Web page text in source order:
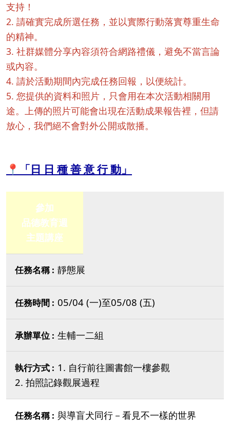
支持！
2. 請確實完成所選任務，並以實際行動落實尊重生命
的精神。
3. 社群媒體分享內容須符合網路禮儀，避免不當言論
或內容。
4. 請於活動期間內完成任務回報，以便統計。
5. 您提供的資料和照片，只會用在本次活動相關用
途。上傳的照片可能會出現在活動成果報告裡，但請
放心，我們絕不會對外公開或散播。
📍「日 日 種 善 意 行 動」
參加
品德教育週
主題講座
靜態展
05/04 (一)至05/08 (五)
生輔一二組
1. 自行前往圖書館一樓參觀
2. 拍照記錄觀展過程
與導盲犬同行－看見不一樣的世界